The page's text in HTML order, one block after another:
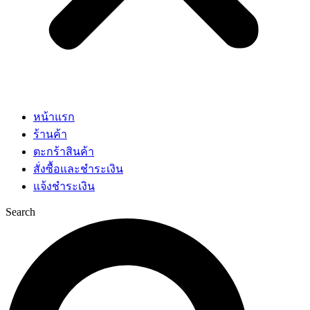
หน้าแรก
ร้านค้า
ตะกร้าสินค้า
สั่งซื้อและชำระเงิน
แจ้งชำระเงิน
Search